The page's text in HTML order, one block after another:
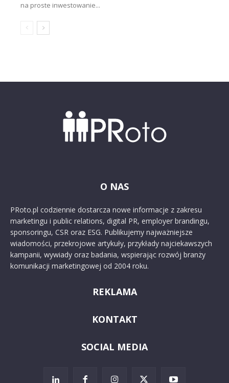
na proste inwestowanie...
O NAS
PRoto.pl codziennie dostarcza nowe informacje z zakresu
marketingu i public relations, digital PR, employer brandingu,
sponsoringu, CSR oraz ESG. Publikujemy najważniejsze
wiadomości, przekrojowe artykuły, przykłady najciekawszych
kampanii, wywiady oraz badania, wspierając rozwój branży
komunikacji marketingowej od 2004 roku.
REKLAMA
KONTAKT
SOCIAL MEDIA